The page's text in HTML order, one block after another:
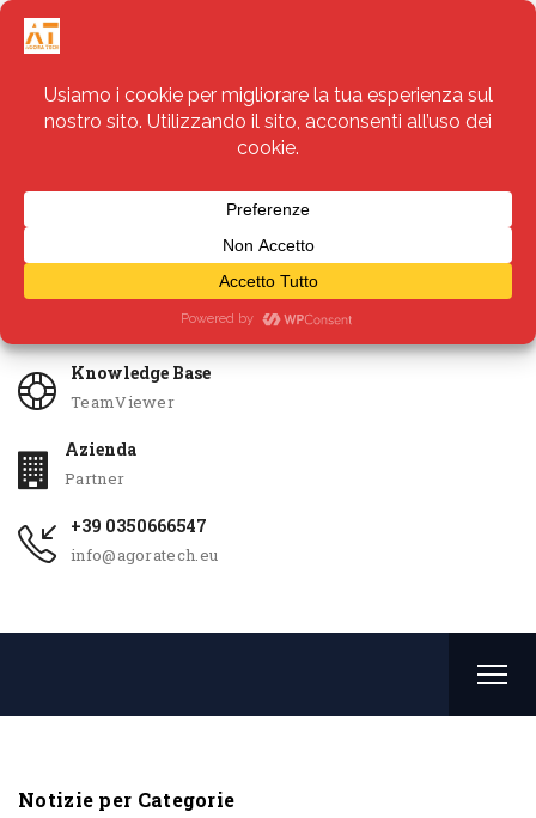
Servizi
Knowledge Base
TeamViewer
Azienda
Partner
+39 0350666547
info@agoratech.eu
Notizie per Categorie